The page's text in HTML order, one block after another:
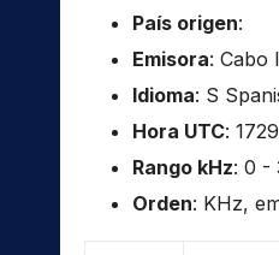
País origen:
Emisora: Cabo
Idioma: S
Hora UTC: 1729
Rango kHz: 0 -
Orden: KHz,